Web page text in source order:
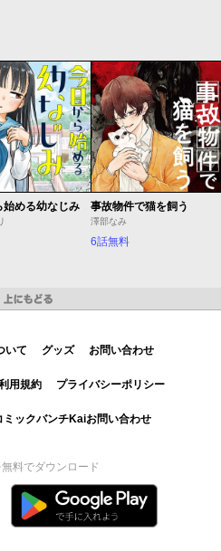
始める幼なじみ 事故物件で猫を飼う
澤部なみ
6話無料
いて グッズ お問い合わせ
用規約 プライバシーポリシー
ミックバンチKaiお問い合わせ
料でダウンロード